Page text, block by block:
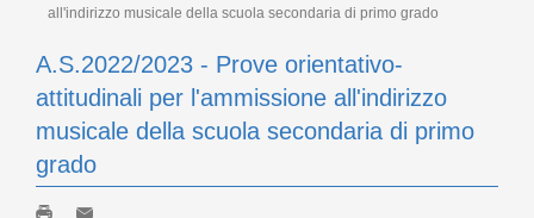
all'indirizzo musicale della scuola secondaria di primo grado
A.S.2022/2023 - Prove orientativo-
attitudinali per l'ammissione all'indirizzo
musicale della scuola secondaria di primo
grado